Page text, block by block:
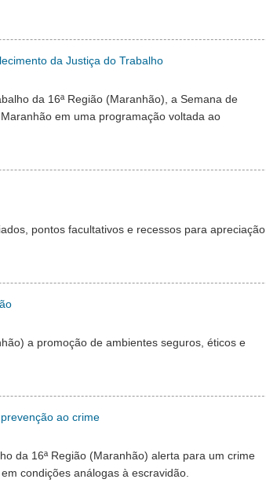
da Justiça do Trabalho
da 16ª Região (Maranhão), a Semana de
em uma programação voltada ao
pontos facultativos e recessos para apreciação
a promoção de ambientes seguros, éticos e
ao crime
da 16ª Região (Maranhão) alerta para um crime
condições análogas à escravidão.